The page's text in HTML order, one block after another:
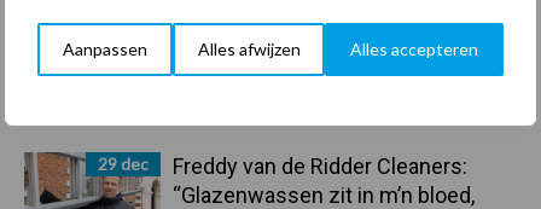
Aanpassen Alles afwijzen Alles accepteren
Hervorming flexibele
arbeidscontracten kent mitsen en
29 dec
Freddy van de Ridder Cleaners:
“Glazenwassen zit in m’n bloed,